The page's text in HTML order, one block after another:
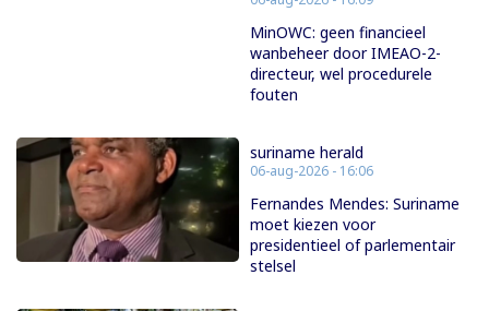
MinOWC: geen financieel
wanbeheer door IMEAO-2-
directeur, wel procedurele
fouten
suriname herald
06-aug-2026 - 16:06
Fernandes Mendes: Suriname
moet kiezen voor
presidentieel of parlementair
stelsel